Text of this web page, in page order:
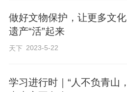
做好文物保护，让更多文化
遗产“活”起来
天下 2023-5-22
学习进行时｜“人不负青山，